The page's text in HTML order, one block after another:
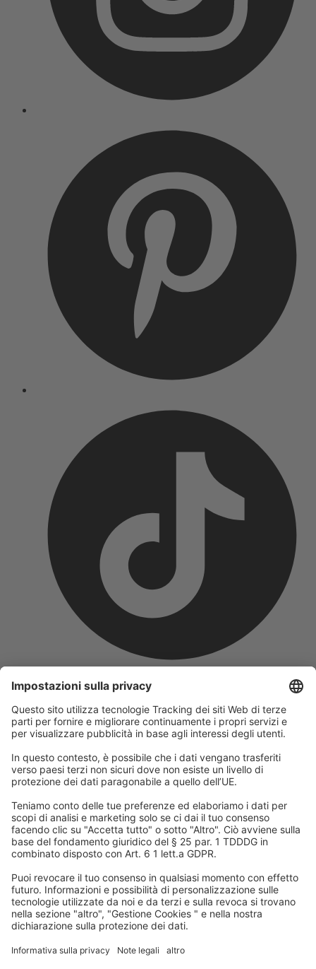
L'azienda
Facciamo parte del Gruppo REWE e della sua divisione turistica
DERTOUR Group. Questo ci rende uno dei maggiori gruppi
turistici in Europa.
© 2026A-ROSA Hotels
Stampa
Protezione dei dati